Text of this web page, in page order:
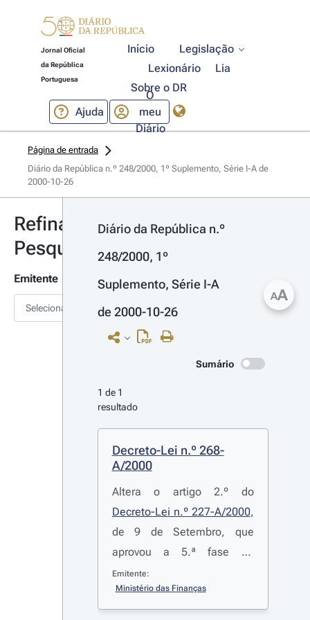
Jornal Oficial
da República
Portuguesa
Início
Legislação
Lexionário
Lia
Sobre o DR
Ajuda
O
meu
Diário
Página de entrada
Diário da República n.º 248/2000, 1º Suplemento, Série I-A de
2000-10-26
Refinar
Pesquisa
Emitente
Selecionar
Diário da República n.º
248/2000, 1º
Suplemento, Série I-A
de 2000-10-26
Sumário
1 de 1
resultado
Decreto-Lei n.º 268-
A/2000
Altera o artigo 2.º do
Decreto-Lei n.º 227-A/2000,
de 9 de Setembro, que
aprovou a 5.ª fase do
processo de privatização do
capital social da Portugal
Telecom, S. A.
Emitente:
Ministério das Finanças
AA